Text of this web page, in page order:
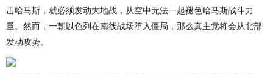
击哈马斯，就必须发动大地战，从空中无法一起褪色哈马斯战斗力
量。然而，一朝以色列在南线战场堕入僵局，那么真主党将会从北部
发动攻势。